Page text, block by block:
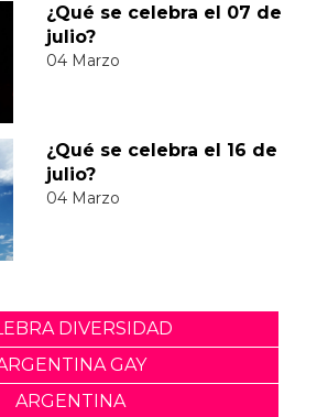
¿Qué se celebra el 07 de
julio?
04 Marzo
¿Qué se celebra el 16 de
julio?
04 Marzo
DIVERSIDAD
GAY
ARGENTINA